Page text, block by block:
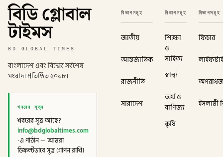
বিডি গ্লোবাল
টাইমস
BD GLOBAL TIMES
বাংলাদেশ এবং বিশ্বের সর্বশেষ
সংবাদ। প্রতিষ্ঠিত ২০১৮।
খবরের সূত্র
খবরের সূত্র আছে?
info@bdglobaltimes.com
-এ পাঠান — আমরা
ডিফল্টভাবে সূত্র গোপন রাখি।
বিভাগসমূহ
জাতীয়
আন্তর্জাতিক
রাজনীতি
সারাদেশ
বিভাগসমূহ
শিক্ষা
ও
সাহিত্য
স্বাস্থ্য
অর্থ ও
বাণিজ্য
কৃষি
বিভাগসমূহ
ফিচার
ইসলামী